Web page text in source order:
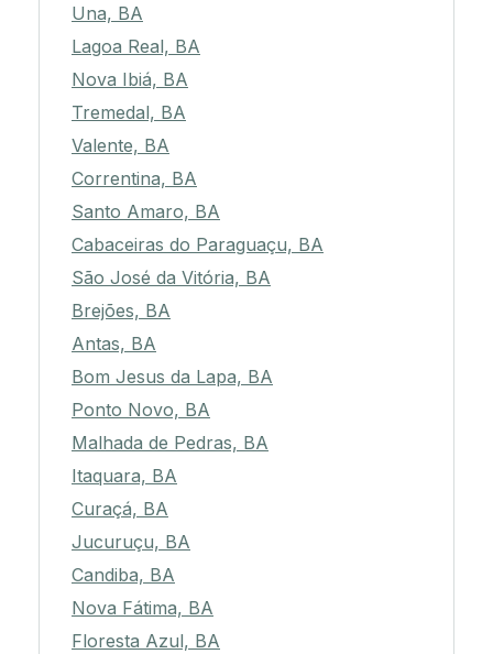
Una, BA
Lagoa Real, BA
Nova Ibiá, BA
Tremedal, BA
Valente, BA
Correntina, BA
Santo Amaro, BA
Cabaceiras do Paraguaçu, BA
São José da Vitória, BA
Brejões, BA
Antas, BA
Bom Jesus da Lapa, BA
Ponto Novo, BA
Malhada de Pedras, BA
Itaquara, BA
Curaçá, BA
Jucuruçu, BA
Candiba, BA
Nova Fátima, BA
Floresta Azul, BA